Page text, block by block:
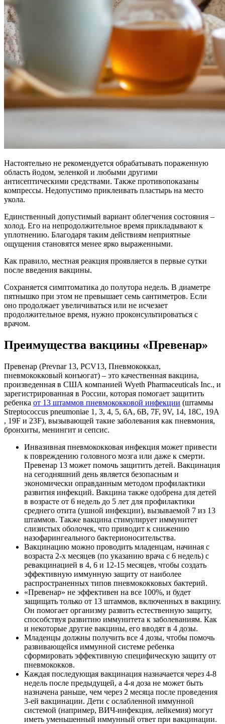
Настоятельно не рекомендуется обрабатывать пораженную
область йодом, зеленкой и любыми другими
антисептическими средствами. Также противопоказаны
компрессы. Недопустимо приклеивать пластырь на место
укола.
Единственный допустимый вариант облегчения состояния –
холод. Его на непродолжительное время прикладывают к
уплотнению. Благодаря таким действиям неприятные
ощущения становятся менее ярко выраженными.
Как правило, местная реакция проявляется в первые сутки
после введения вакцины.
Сохраняется симптоматика до полутора недель. В диаметре
пятнышко при этом не превышает семь сантиметров. Если
оно продолжает увеличиваться или не исчезает
продолжительное время, нужно проконсультироваться с
врачом.
Преимущества вакцины «Превенар»
Превенар (Prevnar 13, PCV13, Пневмококкал,
пневмококковый конъюгат) – это качественная вакцина,
произведенная в США компанией Wyeth Pharmaceuticals Inc., и
зарегистрированная в России, которая помогает защитить
ребенка от 13 штаммов пневмококковой инфекции (штаммы
Streptococcus pneumoniae 1, 3, 4, 5, 6A, 6B, 7F, 9V, 14, 18C, 19A
, 19F и 23F), вызывающей такие заболевания как пневмония,
бронхиты, менингит и сепсис.
Инвазивная пневмококковая инфекция может привести
к повреждению головного мозга или даже к смерти.
Превенар 13 может помочь защитить детей. Вакцинация
на сегодняшний день является безопасным и
экономически оправданным методом профилактики
развития инфекций. Вакцина также одобрена для детей
в возрасте от 6 недель до 5 лет для профилактики
среднего отита (ушной инфекции), вызываемой 7 из 13
штаммов. Также вакцина стимулирует иммунитет
слизистых оболочек, что приводит к снижению
назофарингеального бактерионосительства.
Вакцинацию можно проводить младенцам, начиная с
возраста 2-х месяцев (по указанию врача с 6 недель) с
ревакцинацией в 4, 6 и 12-15 месяцев, чтобы создать
эффективную иммунную защиту от наиболее
распространенных типов пневмококковых бактерий.
«Превенар» не эффективен на все 100%, и будет
защищать только от 13 штаммов, включенных в вакцину.
Он помогает организму развить естественную защиту,
способствуя развитию иммунитета к заболеваниям. Как
и некоторые другие вакцины, его вводят в 4 дозы.
Младенцы должны получить все 4 дозы, чтобы помочь
развивающейся иммунной системе ребенка
сформировать эффективную специфическую защиту от
пневмококков.
Каждая последующая вакцинация назначается через 4-8
недель после предыдущей, а 4-я доза не может быть
назначена раньше, чем через 2 месяца после проведения
3-ей вакцинации. Дети с ослабленной иммунной
системой (например, ВИЧ-инфекция, лейкемия) могут
иметь уменьшенный иммунный ответ при вакцинации.